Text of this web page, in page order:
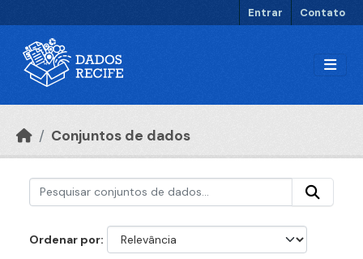
Entrar Contato
Conjuntos de dados
Ordenar por